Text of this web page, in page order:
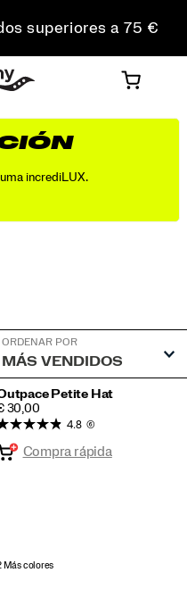
superiores a 75 €
todos los pedidos
en tu primer pedido
incrediLUX.
ORDENAR POR
Petite Hat
30,00
de deseos
4.8 (6)
Compra rápida
Más colores